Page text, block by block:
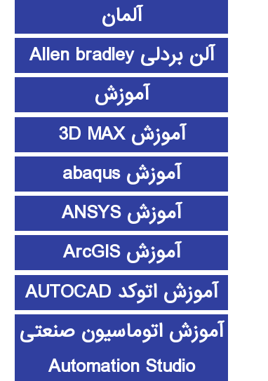
آلمان
آلن بردلی Allen bradley
آموزش
آموزش 3D MAX
آموزش abaqus
آموزش ANSYS
آموزش ArcGIS
آموزش اتوکد AUTOCAD
آموزش اتوماسیون صنعتی
Automation Studio